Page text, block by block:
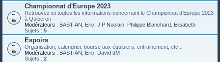
Championnat d'Europe 2023
Retrouvez ici toutes les informations concernant le Championnat d'Europe 2023
à Quiberon
Modérateurs : BASTIAN Eric J P Noclain Philippe Blanchard Elisabeth
Sujets : 5
Espoirs
Organisation, calendrier, bourse aux équipiers, entrainement, etc...
Modérateurs : BASTIAN Eric
David dM
Sujets : 2